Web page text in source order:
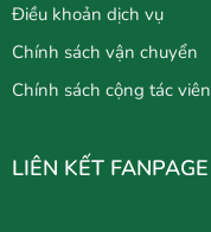
Điều khoản dịch vụ
Chính sách vận chuyển
Chính sách cộng tác viên
LIÊN KẾT FANPAGE